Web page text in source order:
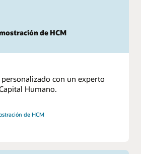
de HCM
con un experto
Humano.
de HCM